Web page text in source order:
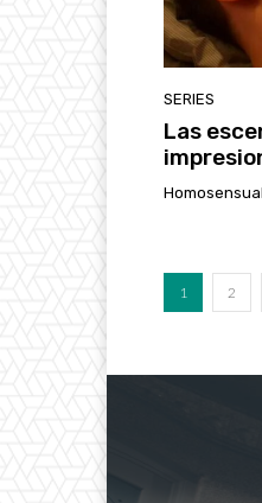
SERIES
Las
Homosensual
1 2